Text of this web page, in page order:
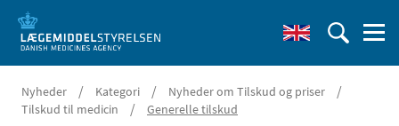
Nyheder / Kategori / Nyheder om Tilskud og priser /
Tilskud til medicin / Generelle tilskud